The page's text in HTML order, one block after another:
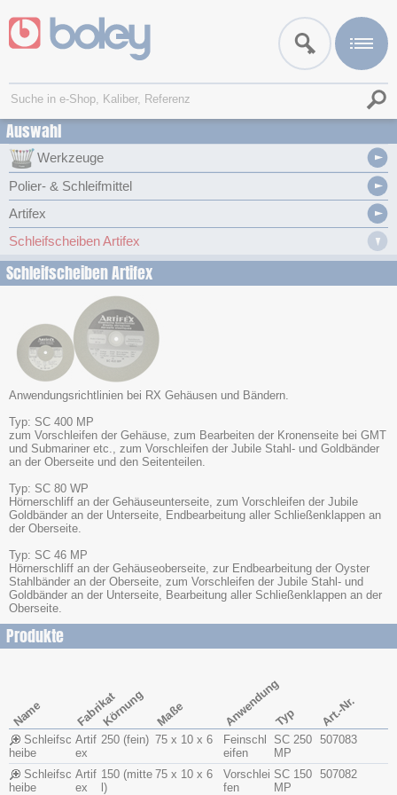
Auswahl
Werkzeuge
Polier- & Schleifmittel
Artifex
Schleifscheiben Artifex
Schleifscheiben Artifex
Anwendungsrichtlinien bei RX Gehäusen und Bändern.
Typ: SC 400 MP
zum Vorschleifen der Gehäuse, zum Bearbeiten der Kronenseite bei GMT
und Submariner etc., zum Vorschleifen der Jubile Stahl- und Goldbänder
an der Oberseite und den Seitenteilen.
Typ: SC 80 WP
Hörnerschliff an der Gehäuseunterseite, zum Vorschleifen der Jubile
Goldbänder an der Unterseite, Endbearbeitung aller Schließenklappen an
der Oberseite.
Typ: SC 46 MP
Hörnerschliff an der Gehäuseoberseite, zur Endbearbeitung der Oyster
Stahlbänder an der Oberseite, zum Vorschleifen der Jubile Stahl- und
Goldbänder an der Unterseite, Bearbeitung aller Schließenklappen an der
Oberseite.
Produkte
Name FabrikatKörnung Maße AnwendungTyp Art.-Nr.
Schleifsc
heibe
Artif
ex
250 (fein) 75 x 10 x 6
Feinschl
eifen
SC 250
MP
507083
Schleifsc
heibe
Artif
ex
150 (mitte
l)
75 x 10 x 6
Vorschlei
fen
SC 150
MP
507082